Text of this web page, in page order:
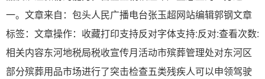
一。文章来自：包头人民广播电台张玉超网站编辑郭钢文章
标签：文章操作：收藏打印支持反对字体支持:反对:查看次数:
相关内容东河地税局税收宣传月活动市殡葬管理处对东河区
部分殡葬用品市场进行了突击检查五类残疾人可以申领驾驶